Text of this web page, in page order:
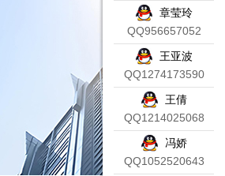
章莹玲
QQ956657052
王亚波
QQ1274173590
王倩
QQ1214025068
冯娇
QQ1052520643